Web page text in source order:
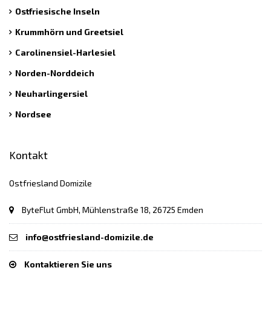
Ostfriesische Inseln
Krummhörn und Greetsiel
Carolinensiel-Harlesiel
Norden-Norddeich
Neuharlingersiel
Nordsee
Kontakt
Ostfriesland Domizile
ByteFlut GmbH, Mühlenstraße 18, 26725 Emden
info@ostfriesland-domizile.de
Kontaktieren Sie uns